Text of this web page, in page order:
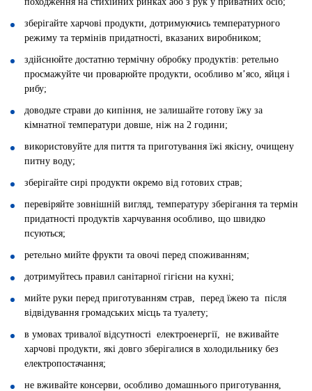
зберігайте харчові продукти, дотримуючись температурного
режиму та термінів придатності, вказаних виробником;
здійснюйте достатню термічну обробку продуктів: ретельно
просмажуйте чи проварюйте продукти, особливо м’ясо, яйця і
рибу;
доводьте страви до кипіння, не залишайте готову їжу за
кімнатної температури довше, ніж на 2 години;
використовуйте для пиття та приготування їжі якісну, очищену
питну воду;
зберігайте сирі продукти окремо від готових страв;
перевіряйте зовнішній вигляд, температуру зберігання та термін
придатності продуктів харчування особливо, що швидко
псуються;
ретельно мийте фрукти та овочі перед споживанням;
дотримуйтесь правил санітарної гігієни на кухні;
мийте руки перед приготуванням страв, перед їжею та після
відвідування громадських місць та туалету;
в умовах тривалої відсутності електроенергії, не вживайте
харчові продукти, які довго зберігалися в холодильнику без
електропостачання;
не вживайте консерви, особливо домашнього приготування,